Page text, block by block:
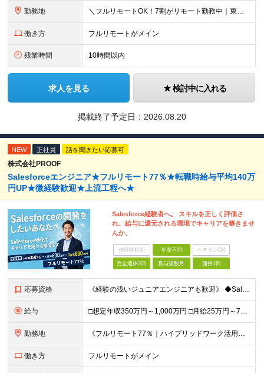
勤務地 ＼フルリモートOK！7割がリモート勤務中｜東京・愛知・大阪で積極採用中！／ 東京・神奈川・千葉・埼玉、大阪・京都・兵庫・滋賀、愛知などのプロジェクト先、または在宅勤務 ★転勤なし ★希望するエリアで
働き方 フルリモートがメイン
残業時間 10時間以内
求人を見る 検討中に入れる
掲載終了予定日： 2026.08.20
NEW 正社員 話を聞きたい応募可
株式会社PROOF
Salesforceエンジニア★フルリモート77％★転職時給与平均140万
円UP★微経験歓迎★上流工程へ★
Salesforce経験者へ。 スキルを正しく評価さ
れ、給与に還元される環境でキャリアを築きませ
んか。
未経験歓迎 学歴不問 ベテランOK
完全週休2日 賞与複数月 面接1回
応募資格 《経験の浅いジュニアエンジニアも歓迎》 ◆Salesforceによる開発の実務経験（実務経験1年以上） ◆学歴不問 ▽歓迎要件 ※必須ではありません ・PM経験のある方、Apex／LWCの開発経験が
給与 □想定年収350万円～1,000万円 □月給25万円～75万円＋単価連動のインセンティブ＋賞与（年2回） ※月給にはみなし残業代（月20時間分／33,186円～）を含みます。超過分は全額支給 ▽試用
勤務地 《フルリモート77％｜ハイブリッドワーク活用中》 東京都23区・大阪府を中心とした各プロジェクト先となります 《本社》高知県高知市本町2-4-30-905 (変更の範囲)上記を除く当社関連勤務地
働き方 フルリモートがメイン